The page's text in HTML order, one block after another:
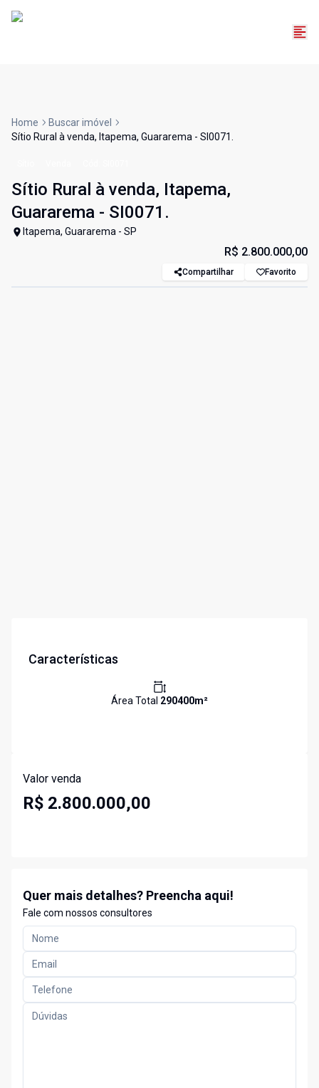
Home
Buscar imóvel
Sítio Rural à venda, Itapema, Guararema - SI0071.
Sítio Rural à venda, Itapema,
Guararema - SI0071.
Itapema, Guararema - SP
R$ 2.800.000,00
Compartilhar Favorito
Características
Área Total 290400m²
Valor venda
R$ 2.800.000,00
Quer mais detalhes? Preencha aqui!
Fale com nossos consultores